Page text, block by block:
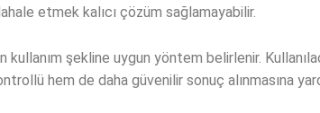
etmek kalıcı çözüm sağlamayabilir.
şekline uygun yöntem belirlenir.
hem de daha güvenilir sonuç alınmasına